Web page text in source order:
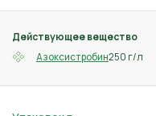
Действующее вещество
Азоксистробин250 г/л